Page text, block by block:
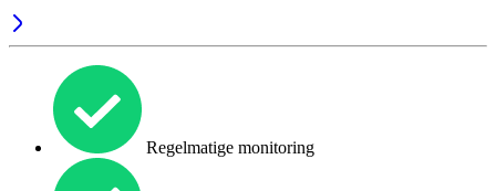
Regelmatige monitoring